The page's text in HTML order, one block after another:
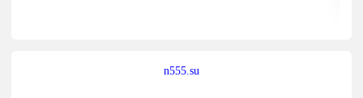
n555.su